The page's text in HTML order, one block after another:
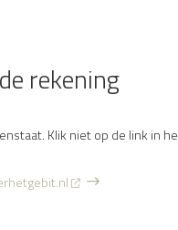
rekening
Klik niet op de link in